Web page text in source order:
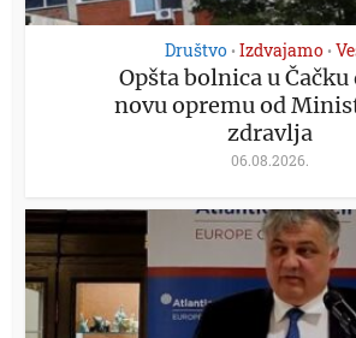
Društvo • Izdvajamo •
Opšta bolnica u
novu opremu od
zdravlja
06.08.2026.